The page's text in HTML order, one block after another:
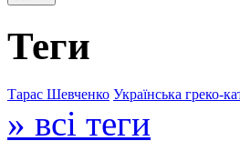
Теги
Тарас Шевченко Українська греко-
» всі теги